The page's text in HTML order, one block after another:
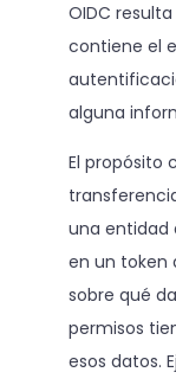
OIDC
contiene el
alguna
El propósito
una entidad
en un token
sobre qué
permisos
esos datos.